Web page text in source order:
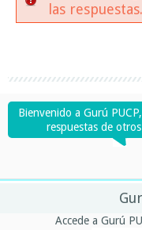
las respuestas.
Bienvenido a Gurú
respuestas de
Accede a Gurú